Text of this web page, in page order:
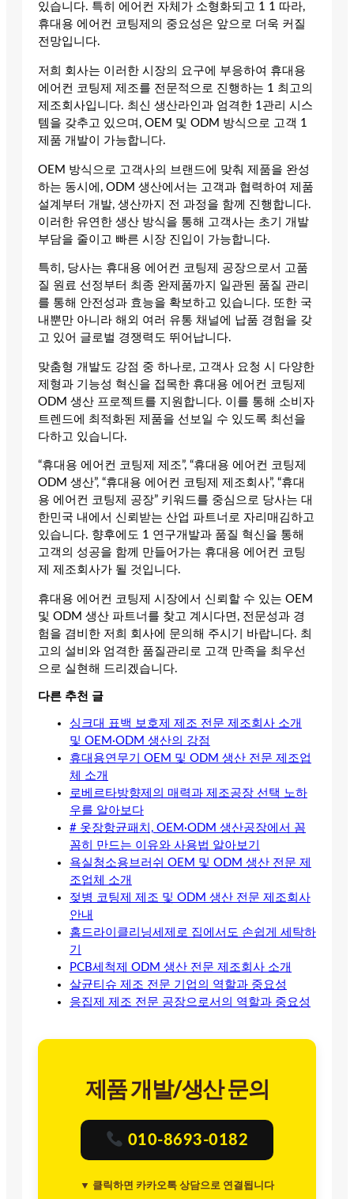
있습니다. 특히 에어컨 자체가 소형화되고 1 1 따라,
휴대용 에어컨 코팅제의 중요성은 앞으로 더욱 커질
전망입니다.
저희 회사는 이러한 시장의 요구에 부응하여 휴대용
에어컨 코팅제 제조를 전문적으로 진행하는 1 최고의
제조회사입니다. 최신 생산라인과 엄격한 1관리 시스
템을 갖추고 있으며, OEM 및 ODM 방식으로 고객 1
제품 개발이 가능합니다.
OEM 방식으로 고객사의 브랜드에 맞춰 제품을 완성
하는 동시에, ODM 생산에서는 고객과 협력하여 제품
설계부터 개발, 생산까지 전 과정을 함께 진행합니다.
이러한 유연한 생산 방식을 통해 고객사는 초기 개발
부담을 줄이고 빠른 시장 진입이 가능합니다.
특히, 당사는 휴대용 에어컨 코팅제 공장으로서 고품
질 원료 선정부터 최종 완제품까지 일관된 품질 관리
를 통해 안전성과 효능을 확보하고 있습니다. 또한 국
내뿐만 아니라 해외 여러 유통 채널에 납품 경험을 갖
고 있어 글로벌 경쟁력도 뛰어납니다.
맞춤형 개발도 강점 중 하나로, 고객사 요청 시 다양한
제형과 기능성 혁신을 접목한 휴대용 에어컨 코팅제
ODM 생산 프로젝트를 지원합니다. 이를 통해 소비자
트렌드에 최적화된 제품을 선보일 수 있도록 최선을
다하고 있습니다.
“휴대용 에어컨 코팅제 제조”, “휴대용 에어컨 코팅제
ODM 생산”, “휴대용 에어컨 코팅제 제조회사”, “휴대
용 에어컨 코팅제 공장” 키워드를 중심으로 당사는 대
한민국 내에서 신뢰받는 산업 파트너로 자리매김하고
있습니다. 향후에도 1 연구개발과 품질 혁신을 통해
고객의 성공을 함께 만들어가는 휴대용 에어컨 코팅
제 제조회사가 될 것입니다.
휴대용 에어컨 코팅제 시장에서 신뢰할 수 있는 OEM
및 ODM 생산 파트너를 찾고 계시다면, 전문성과 경
험을 겸비한 저희 회사에 문의해 주시기 바랍니다. 최
고의 설비와 엄격한 품질관리로 고객 만족을 최우선
으로 실현해 드리겠습니다.
다른 추천 글
싱크대 표백 보호제 제조 전문 제조회사 소개
및 OEM·ODM 생산의 강점
휴대용연무기 OEM 및 ODM 생산 전문 제조업
체 소개
로베르타방향제의 매력과 제조공장 선택 노하
우를 알아보다
# 옷장항균패치, OEM·ODM 생산공장에서 꼼
꼼히 만드는 이유와 사용법 알아보기
욕실청소용브러쉬 OEM 및 ODM 생산 전문 제
조업체 소개
젖병 코팅제 제조 및 ODM 생산 전문 제조회사
안내
홈드라이클리닝세제로 집에서도 손쉽게 세탁하
기
PCB세척제 ODM 생산 전문 제조회사 소개
살균티슈 제조 전문 기업의 역할과 중요성
응집제 제조 전문 공장으로서의 역할과 중요성
제품 개발/생산 문의
010-8693-0182
▼ 클릭하면 카카오톡 상담으로 연결됩니다